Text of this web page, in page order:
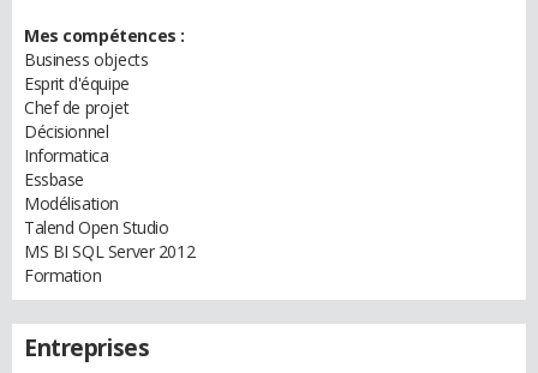
Mes compétences :
Business objects
Esprit d'équipe
Chef de projet
Décisionnel
Informatica
Essbase
Modélisation
Talend Open Studio
MS BI SQL Server 2012
Formation
Entreprises